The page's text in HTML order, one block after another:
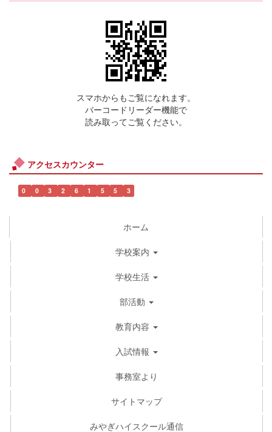
スマホからもご覧になれます。
バーコードリーダー機能で
読み取ってご覧ください。
アクセスカウンター
0 0 3 2 6 1 5 5 3
ホーム
学校案内
学校生活
部活動
教育内容
入試情報
事務室より
サイトマップ
みやぎハイスクール通信